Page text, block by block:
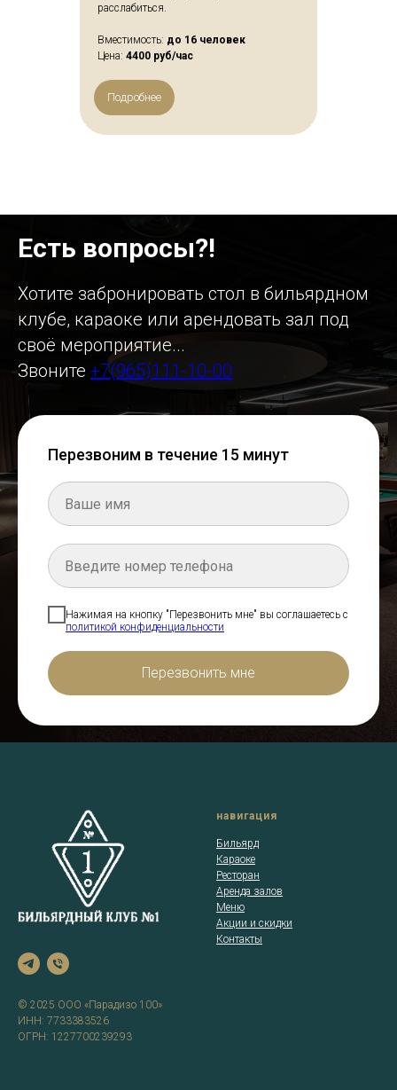
расслабиться.
Вместимость: до 16 человек
Цена: 4400 руб/час
Подробнее
Есть вопросы?!
Хотите забронировать стол в бильярдном
клубе, караоке или арендовать зал под
своё мероприятие...
Звоните +7(965)111-10-00
Перезвоним в течение 15 минут
Нажимая на кнопку "Перезвонить мне" вы соглашаетесь с
политикой конфиденциальности
Перезвонить мне
© 2025 ООО «Парадизо 100»
ИНН: 7733383526
ОГРН: 1227700239293
навигация
Бильярд
Караоке
Ресторан
Аренда залов
Меню
Акции и скидки
Контакты